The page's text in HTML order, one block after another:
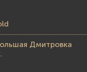
Дмитровка